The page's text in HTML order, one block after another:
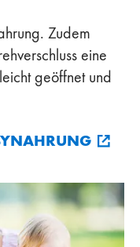
Zudem
eine
geöffnet und